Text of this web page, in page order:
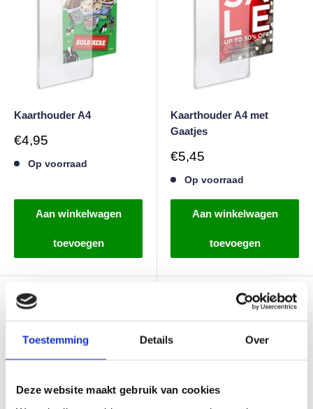
Toestemming Details Over
Deze website maakt gebruik van cookies
Kaarthouder A4
Verkoopprijs
€4,95
Op voorraad
Aan winkelwagen
toevoegen
Kaarthouder A4 met
Gaatjes
Verkoopprijs
€5,45
Op voorraad
Aan winkelwagen
toevoegen